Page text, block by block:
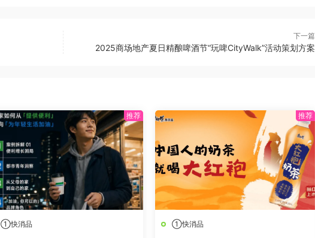
下一篇
2025商场地产夏日精酿啤酒节“玩啤CityWalk”活动策划方案
①快消品 ①快消品